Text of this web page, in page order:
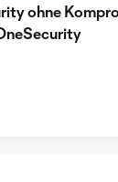
ohne
- CyOneSecurity